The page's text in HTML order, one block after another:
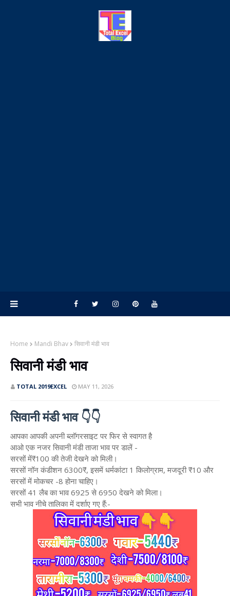
Home Mandi Bhav सिवानी मंडी भाव
सिवानी मंडी भाव
TOTAL 2019EXCEL MAY 11, 2026
सिवानी मंडी भाव 👇👇
आपका आपकी अपनी ब्लॉगरसाइट पर फिर से स्वागत है
आओ एक नजर सिवानी मंडी ताजा भाव पर डालें -
सरसों में₹100 की तेजी देखने को मिली।
सरसों नॉन कंडीशन 6300₹, इसमें धर्मकांटा 1 किलोग्राम, मजदूरी ₹10 और
सरसों में मोकचर -8 होना चाहिए।
सरसों 41 लैब का भाव 6925 से 6950 देखने को मिला।
सभी भाव नीचे तालिका में दर्शाए गए हैं:-